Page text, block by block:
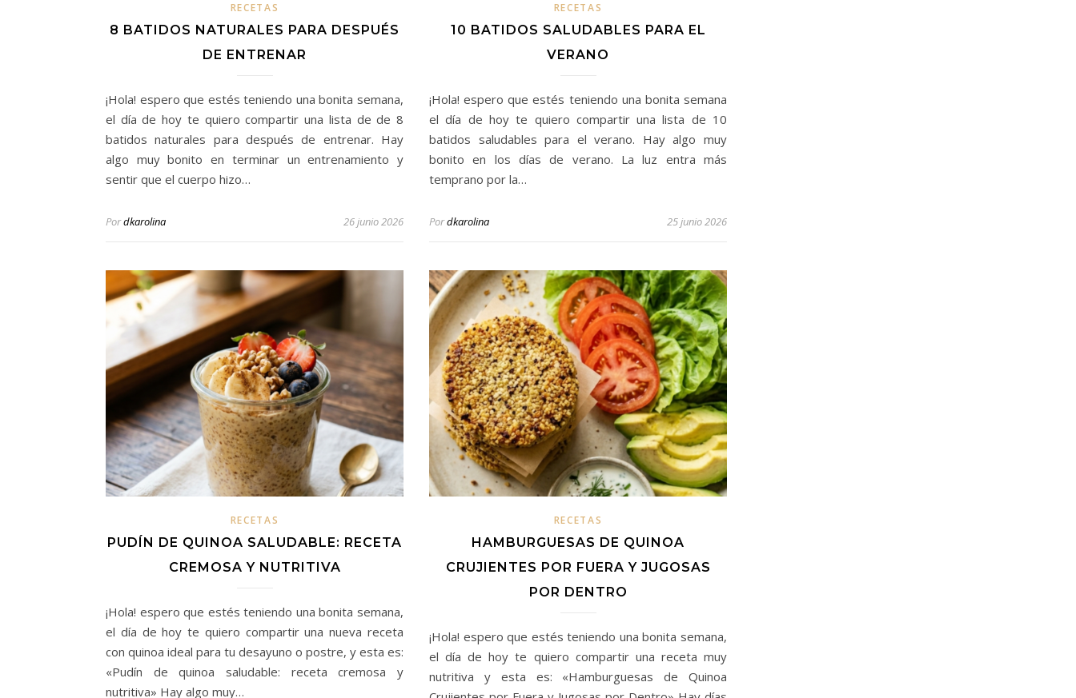
RECETAS
8 BATIDOS NATURALES PARA DESPUÉS
DE ENTRENAR
¡Hola! espero que estés teniendo una bonita semana,
el día de hoy te quiero compartir una lista de de 8
batidos naturales para después de entrenar. Hay
algo muy bonito en terminar un entrenamiento y
sentir que el cuerpo hizo…
Pordkarolina 26 junio 2026
RECETAS
10 BATIDOS SALUDABLES PARA EL
VERANO
¡Hola! espero que estés teniendo una bonita semana
el día de hoy te quiero compartir una lista de 10
batidos saludables para el verano. Hay algo muy
bonito en los días de verano. La luz entra más
temprano por la…
Pordkarolina 25 junio 2026
RECETAS
PUDÍN DE QUINOA SALUDABLE: RECETA
CREMOSA Y NUTRITIVA
¡Hola! espero que estés teniendo una bonita semana,
el día de hoy te quiero compartir una nueva receta
con quinoa ideal para tu desayuno o postre, y esta es:
«Pudín de quinoa saludable: receta cremosa y
nutritiva» Hay algo muy…
RECETAS
HAMBURGUESAS DE QUINOA
CRUJIENTES POR FUERA Y JUGOSAS
POR DENTRO
¡Hola! espero que estés teniendo una bonita semana,
el día de hoy te quiero compartir una receta muy
nutritiva y esta es: «Hamburguesas de Quinoa